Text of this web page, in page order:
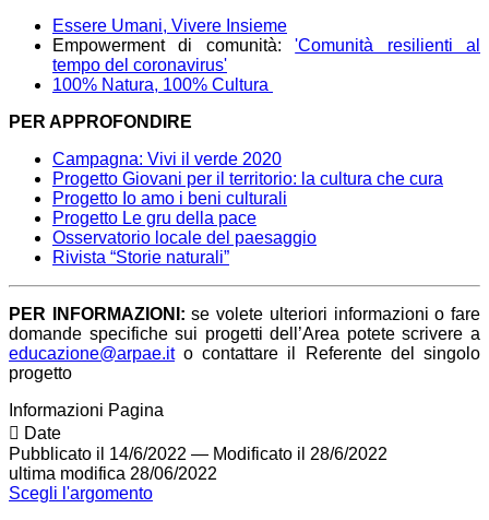
Essere Umani, Vivere Insieme
Empowerment di comunità:'Comunità resilienti al
tempo del coronavirus'
100% Natura, 100% Cultura
PER APPROFONDIRE
Campagna: Vivi il verde 2020
Progetto Giovani per il territorio: la cultura che cura
Progetto Io amo i beni culturali
Progetto Le gru della pace
Osservatorio locale del paesaggio
Rivista “Storie naturali”
PER INFORMAZIONI: se volete ulteriori informazioni o fare
domande specifiche sui progetti dell’Area potete scrivere a
educazione@arpae.ito contattare il Referente del singolo
progetto
Informazioni Pagina
Date
Pubblicato il 14/6/2022 — Modificato il 28/6/2022
ultima modifica 28/06/2022
Scegli l'argomento